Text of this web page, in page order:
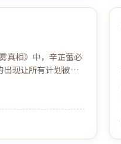
真相》中，辛芷蕾必
出现让所有计划被彻